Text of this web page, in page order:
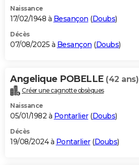
Naissance
17/02/1948 à Besançon (Doubs)
Décès
07/08/2025 à Besançon (Doubs)
Angelique POBELLE (42 ans)
Créer une cagnotte obsèques
Naissance
05/01/1982 à Pontarlier(Doubs)
Décès
19/08/2024 à Pontarlier(Doubs)